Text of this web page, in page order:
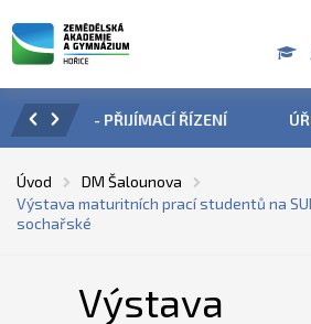
ÚŘEDNÍ HODINY V OBDOBÍ
Úvod
DM Šalounova
Výstava maturitních prací studentů na
sochařské
Výstava